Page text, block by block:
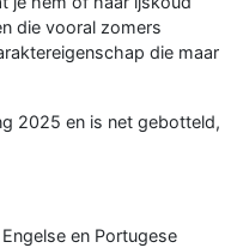
die vooral zomers
die maar
2025 en is net gebotteld,
en Portugese